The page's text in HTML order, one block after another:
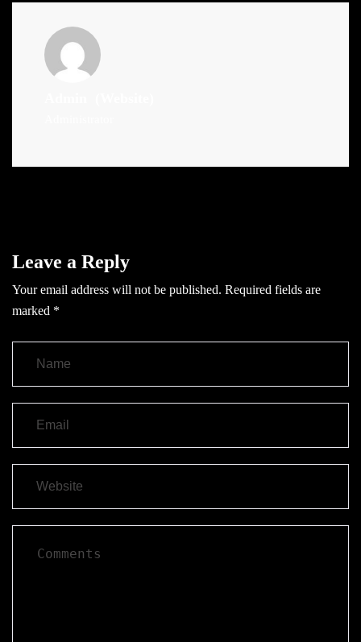
Leave a Reply
Your email address will not be published. Required fields are
marked *